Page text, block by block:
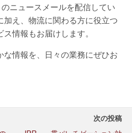
ニュースメールを配信してい
加え、物流に関わる方に役立つ
情報もお届けします。
な情報を、日々の業務にぜひお
次の投稿